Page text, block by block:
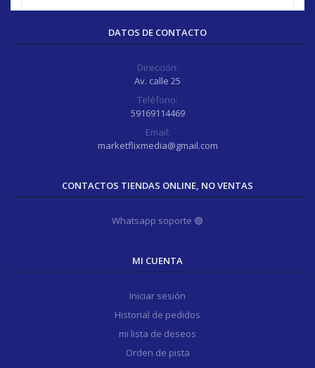
DATOS DE CONTACTO
Dirección:
Av. calle 25
Teléfono:
59169114469
Email:
marketflixmedia@gmail.com
CONTACTOS TIENDAS ONLINE, NO VENTAS
Whatsapp soporte 🟢
MI CUENTA
Iniciar sesión
Historial de pedidos
mi lista de deseos
Orden de pista